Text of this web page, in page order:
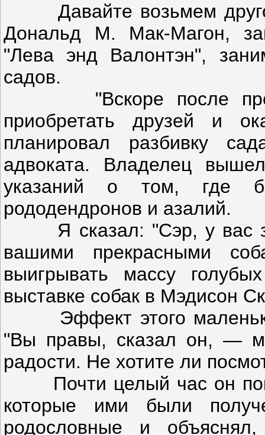
Давайте возьмем
Дональд М. Мак-Магон,
"Лева энд Валонтэн",
садов.
"Вскоре после
приобретать друзей и
планировал разбивку
адвоката. Владелец
указаний о том, где
рододендронов и азалий.
Я сказал: "Сэр, у вас
вашими прекрасными
выигрывать массу
выставке собак в Мэдисон
Эффект этого
"Вы правы, сказал он, —
радости. Не хотите ли
Почти целый час он
которые ими были
родословные и